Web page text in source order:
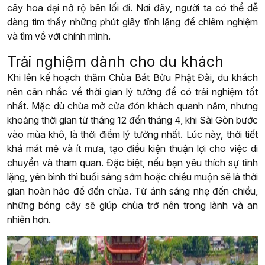
cây hoa dại nở rộ bên lối đi. Nơi đây, người ta có thể dễ
dàng tìm thấy những phút giây tĩnh lặng để chiêm nghiệm
và tìm về với chính mình.
Trải nghiệm dành cho du khách
Khi lên kế hoạch thăm Chùa Bát Bửu Phật Đài, du khách
nên cân nhắc về thời gian lý tưởng để có trải nghiệm tốt
nhất. Mặc dù chùa mở cửa đón khách quanh năm, nhưng
khoảng thời gian từ tháng 12 đến tháng 4, khi Sài Gòn bước
vào mùa khô, là thời điểm lý tưởng nhất. Lúc này, thời tiết
khá mát mẻ và ít mưa, tạo điều kiện thuận lợi cho việc di
chuyển và tham quan. Đặc biệt, nếu bạn yêu thích sự tĩnh
lặng, yên bình thì buổi sáng sớm hoặc chiều muộn sẽ là thời
gian hoàn hảo để đến chùa. Từ ánh sáng nhẹ đến chiều,
những bóng cây sẽ giúp chùa trở nên trong lành và an
nhiên hơn.